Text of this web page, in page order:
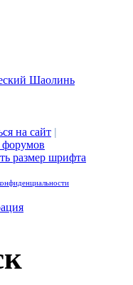
на сайт |
размер шрифта